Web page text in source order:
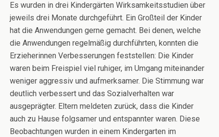
Es wurden in drei Kindergärten Wirksamkeitsstudien über
jeweils drei Monate durchgeführt. Ein Großteil der Kinder
hat die Anwendungen gerne gemacht. Bei denen, welche
die Anwendungen regelmäßig durchführten, konnten die
Erzieherinnen Verbesserungen feststellen: Die Kinder
waren beim Freispiel viel ruhiger, im Umgang miteinander
weniger aggressiv und aufmerksamer. Die Stimmung war
deutlich verbessert und das Sozialverhalten war
ausgeprägter. Eltern meldeten zurück, dass die Kinder
auch zu Hause folgsamer und entspannter waren. Diese
Beobachtungen wurden in einem Kindergarten im